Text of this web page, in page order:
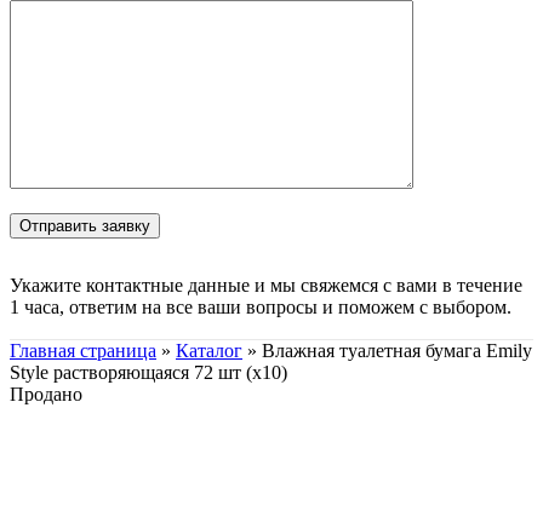
Укажите контактные данные и мы свяжемся с вами в течение
1 часа, ответим на все ваши вопросы и поможем с выбором.
Главная страница » Каталог » Влажная туалетная бумага Emily
Style растворяющаяся 72 шт (х10)
Продано